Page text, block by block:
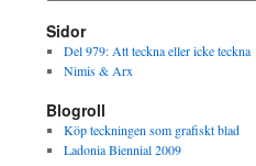
a
r
k
v
t
e
g
r
i
e
Sidor
Del 979: Att teckna eller icke teckna
Nimis & Arx
Blogroll
Köp teckningen som grafiskt blad
Ladonia Biennial 2009